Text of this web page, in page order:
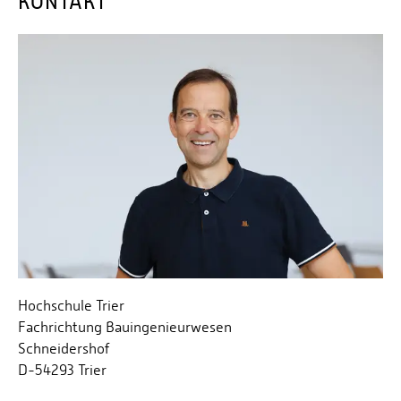
Hochschule Trier
Fachrichtung Bauingenieurwesen
Schneidershof
D-54293 Trier